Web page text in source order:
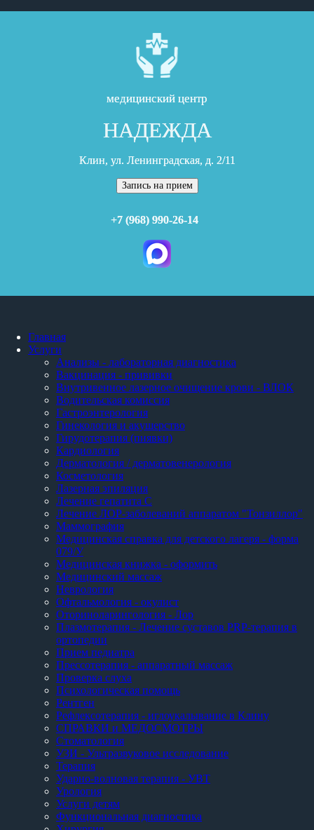
медицинский центр
НАДЕЖДА
Клин, ул. Ленинградская, д. 2/11
Запись на прием
+7 (968) 990-26-14
Главная
Услуги
Анализы - лабораторная диагностика
Вакцинация - прививки
Внутривенное лазерное очищение крови - ВЛОК
Водительская комиссия
Гастроэнтерология
Гинекология и акушерство
Гирудотерапия (пиявки)
Кардиология
Дерматология / дерматовенерология
Косметология
Лазерная эпиляция
Лечение гепатита С
Лечение ЛОР-заболеваний аппаратом "Тонзиллор"
Маммография
Медицинская справка для детского лагеря - форма
079/У
Медицинская книжка - оформить
Медицинский массаж
Неврология
Офтальмология - окулист
Оториноларингология - Лор
Плазмотерапия - Лечение суставов PRP-терапия в
ортопедии
Прием педиатра
Прессотерапия - аппаратный массаж
Проверка слуха
Психологическая помощь
Рентген
Рефлексотерапия - иглоукалывание в Клину
СПРАВКИ и МЕДОСМОТРЫ
Стоматология
УЗИ - Ультразвуковое исследование
Терапия
Ударно-волновая терапия - УВТ
Урология
Услуги детям
Функциональная диагностика